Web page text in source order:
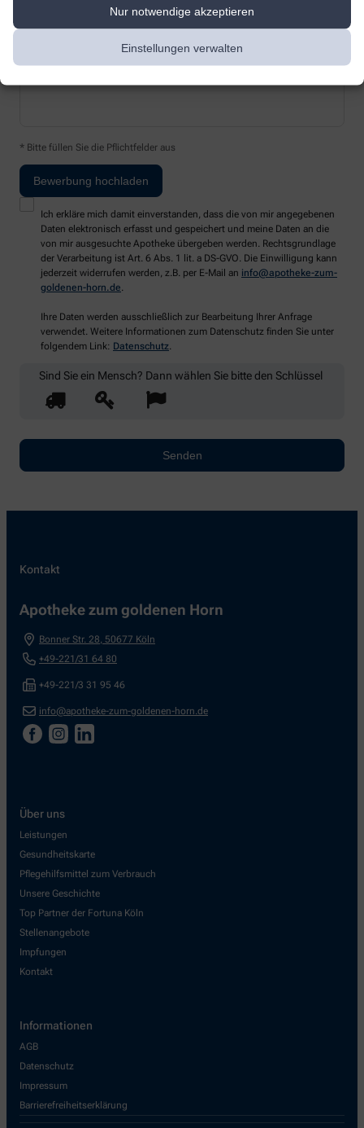
Nur notwendige akzeptieren
Einstellungen verwalten
* Bitte füllen Sie die Pflichtfelder aus
Ich erkläre mich damit einverstanden, dass die von mir angegebenen
Daten elektronisch erfasst und gespeichert und meine Daten an die
von mir ausgesuchte Apotheke übergeben werden. Rechtsgrundlage
der Verarbeitung ist Art. 6 Abs. 1 lit. a DS-GVO. Die Einwilligung kann
jederzeit widerrufen werden, z.B. per E-Mail an info@apotheke-zum-
goldenen-horn.de.
Ihre Daten werden ausschließlich zur Bearbeitung Ihrer Anfrage
verwendet. Weitere Informationen zum Datenschutz finden Sie unter
folgendem Link: Datenschutz.
Sind Sie ein Mensch? Dann wählen Sie bitteden Schlüssel
Kontakt
Apotheke zum goldenen Horn
Bonner Str. 28, 50677 Köln
+49-221/31 64 80
+49-221/3 31 95 46
info@apotheke-zum-goldenen-horn.de
Über uns
Leistungen
Gesundheitskarte
Pflegehilfsmittel zum Verbrauch
Unsere Geschichte
Top Partner der Fortuna Köln
Stellenangebote
Impfungen
Kontakt
Informationen
AGB
Datenschutz
Impressum
Barrierefreiheitserklärung